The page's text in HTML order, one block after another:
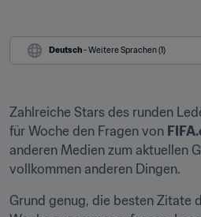
Deutsch - Weitere Sprachen (1)
Zahlreiche Stars des runden
für Woche den Fragen von
anderen Medien zum aktuellen
vollkommen anderen Dingen.
Grund genug, die besten Zitate